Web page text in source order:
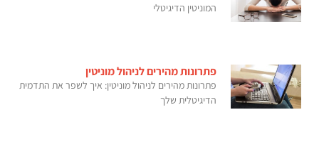
המוניטין הדיגיטלי
פתרונות מהירים לניהול מוניטין
פתרונות מהירים לניהול מוניטין: איך לשפר את התדמית
הדיגיטלית שלך